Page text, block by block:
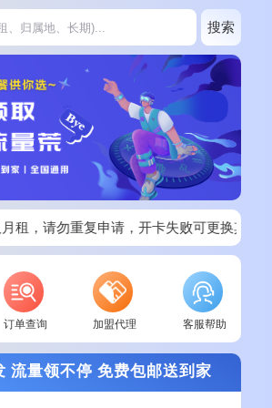
搜索
租，请勿重复申请，开卡失败可更换其他
订单查询 加盟代理 客服帮助
流量领不停 免费包邮送到家